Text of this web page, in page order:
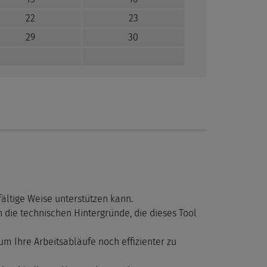
22
23
29
30
Weise unterstützen kann.
technischen Hintergründe, die dieses Tool
Ihre Arbeitsabläufe noch effizienter zu